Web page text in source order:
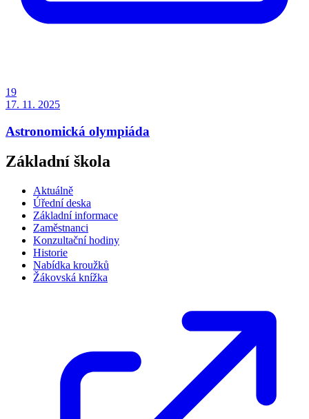
19
17. 11. 2025
Astronomická olympiáda
Základní škola
Aktuálně
Úřední deska
Základní informace
Zaměstnanci
Konzultační hodiny
Historie
Nabídka kroužků
Žákovská knížka